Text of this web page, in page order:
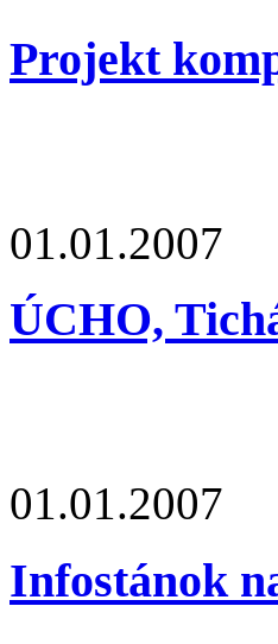
Projekt
01.01.2007
ÚCHO,
01.01.2007
Infostánok